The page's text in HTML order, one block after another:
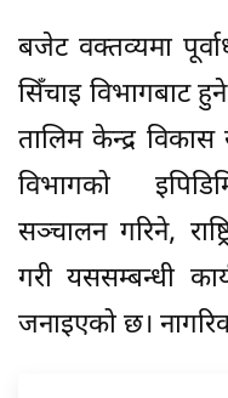
बजेट वक्तव्यमा
सिँचाइ विभागबाट
तालिम केन्द्र
विभागको
सञ्चालन गरिने,
गरी यससम्बन्धी
जनाइएको छ।